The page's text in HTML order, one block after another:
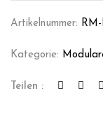
Artikelnummer:
Kategorie:
Teilen :